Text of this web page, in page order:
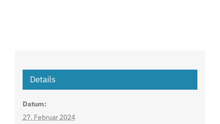
Details
Datum:
27. Februar 2024